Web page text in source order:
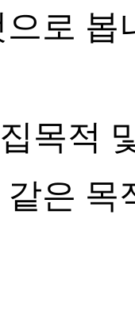
로 봅
목적
은